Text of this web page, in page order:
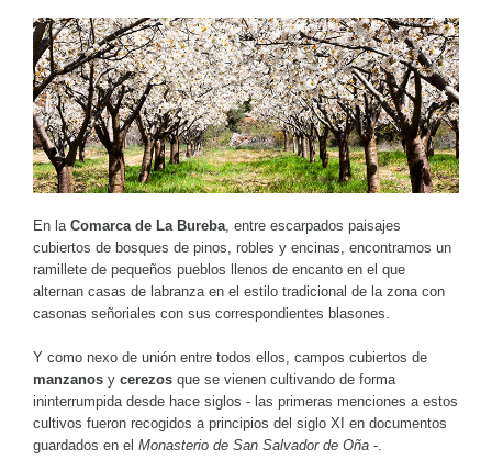
En la Comarca de La Bureba, entre escarpados paisajes
cubiertos de bosques de pinos, robles y encinas, encontramos un
ramillete de pequeños pueblos llenos de encanto en el que
alternan casas de labranza en el estilo tradicional de la zona con
casonas señoriales con sus correspondientes blasones.
Y como nexo de unión entre todos ellos, campos cubiertos de
manzanos y cerezos que se vienen cultivando de forma
ininterrumpida desde hace siglos - las primeras menciones a estos
cultivos fueron recogidos a principios del siglo XI en documentos
guardados en el Monasterio de San Salvador de Oña -.